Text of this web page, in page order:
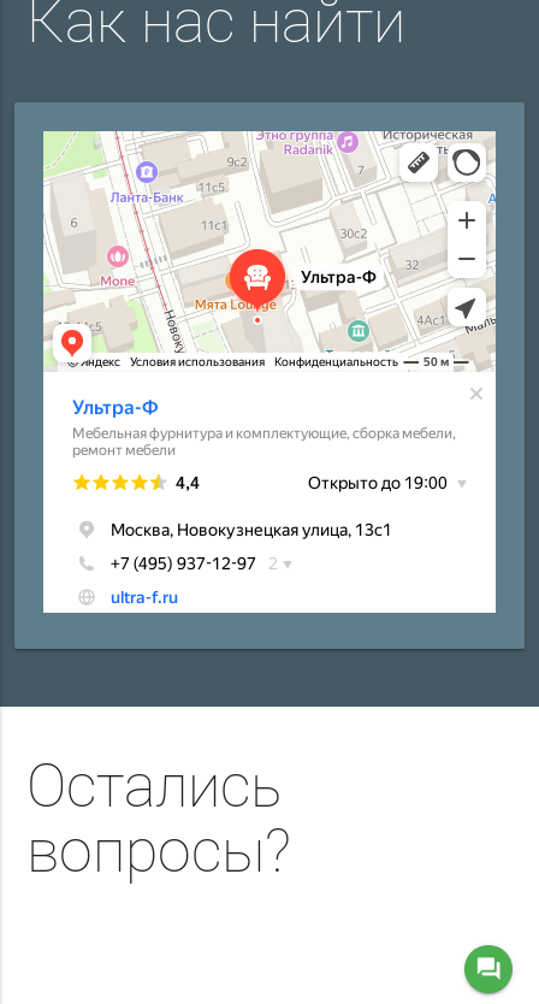
Как нас найти
Остались
вопросы?
question_answer